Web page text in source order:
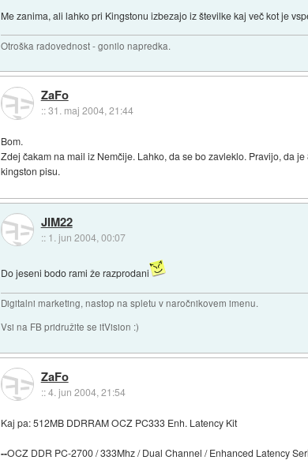
Me zanima, ali lahko pri Kingstonu izbezajo iz številke kaj več kot je
Otroška radovednost - gonilo napredka.
ZaFo
::31. maj 2004, 21:44
Bom.
Zdej čakam na mail iz Nemčije. Lahko, da se bo zavleklo. Pravijo, da
kingston pisu.
JIM22
:: 1. jun 2004, 00:07
Do jeseni bodo rami že razprodani
Digitalni marketing, nastop na spletu v naročnikovem imenu.
Vsi na FB pridružite se itVision :)
ZaFo
::4. jun 2004, 21:54
Kaj pa: 512MB DDRRAM OCZ PC333 Enh. Latency Kit
--OCZ DDR PC-2700 / 333Mhz / Dual Channel / Enhanced Latency